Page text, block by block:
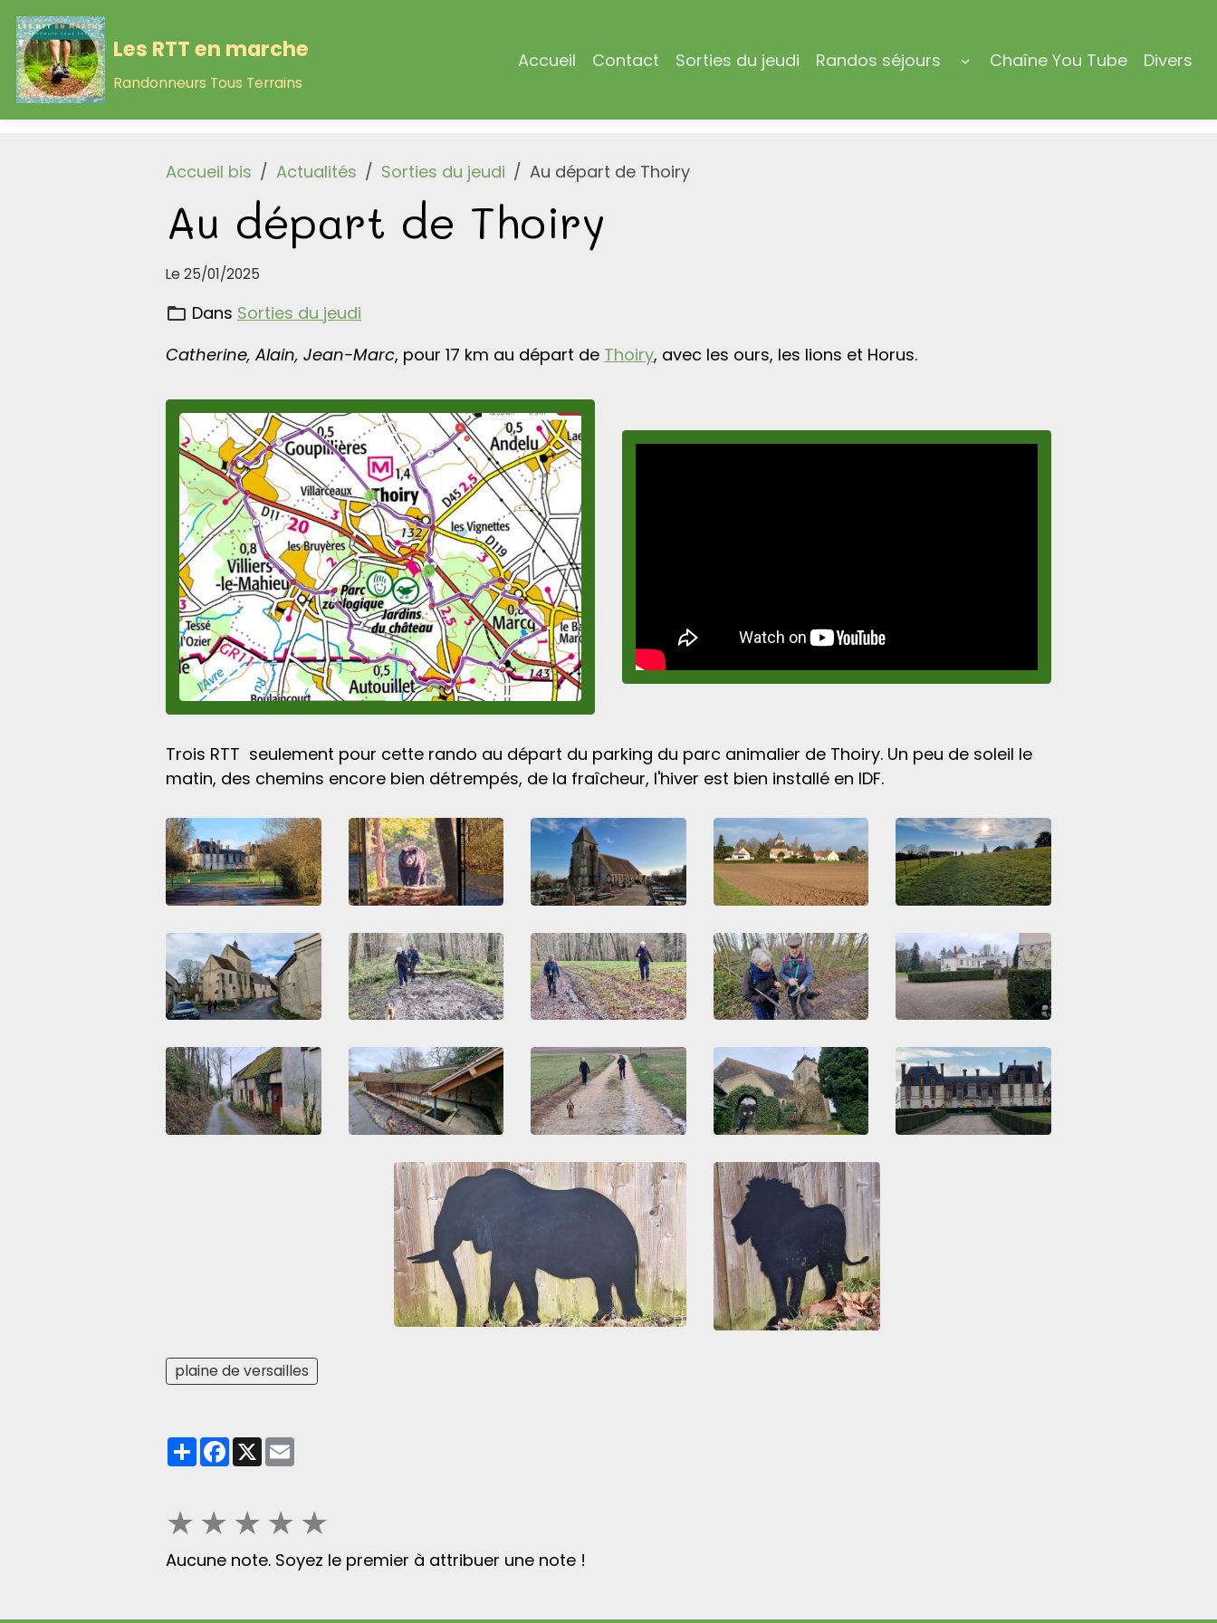
Les RTT en marche
Randonneurs Tous Terrains
Accueil Contact Sorties du jeudi Randos séjours Chaîne You Tube Divers
Accueil bis Actualités Sorties du jeudi Au départ de Thoiry
Au départ de Thoiry
Le 25/01/2025
Dans Sorties du jeudi
Catherine, Alain, Jean-Marc, pour 17 km au départ de Thoiry, avec les ours, les lions et Horus.
Trois RTT seulement pour cette rando au départ du parking du parc animalier de Thoiry. Un peu de soleil le
matin, des chemins encore bien détrempés, de la fraîcheur, l'hiver est bien installé en IDF.
plaine de versailles
Partager
Facebook
X
★★★★★
Aucune note. Soyez le premier à attribuer une note !